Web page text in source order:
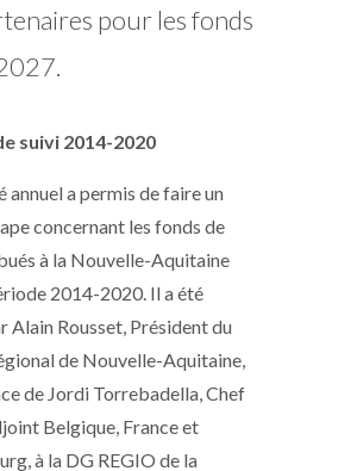
pour les fonds
suivi 2014-2020
annuel a permis de faire un
concernant les fonds de
à la Nouvelle-Aquitaine
2014-2020. Il a été
Alain Rousset, Président du
de Nouvelle-Aquitaine,
de Jordi Torrebadella, Chef
Belgique, France et
à la DG REGIO de la